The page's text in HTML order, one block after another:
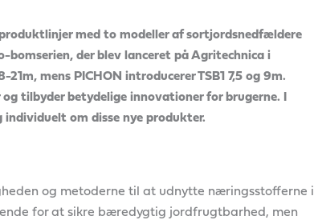
med to modeller af sortjordsnedfældere
bomserien, der blev lanceret på Agritechnica i
mens PICHON introducerer TSB1 7,5 og 9m.
tilbyder betydelige innovationer for brugerne. I
om disse nye produkter.
og metoderne til at udnytte næringsstofferne i
for at sikre bæredygtig jordfrugtbarhed, men